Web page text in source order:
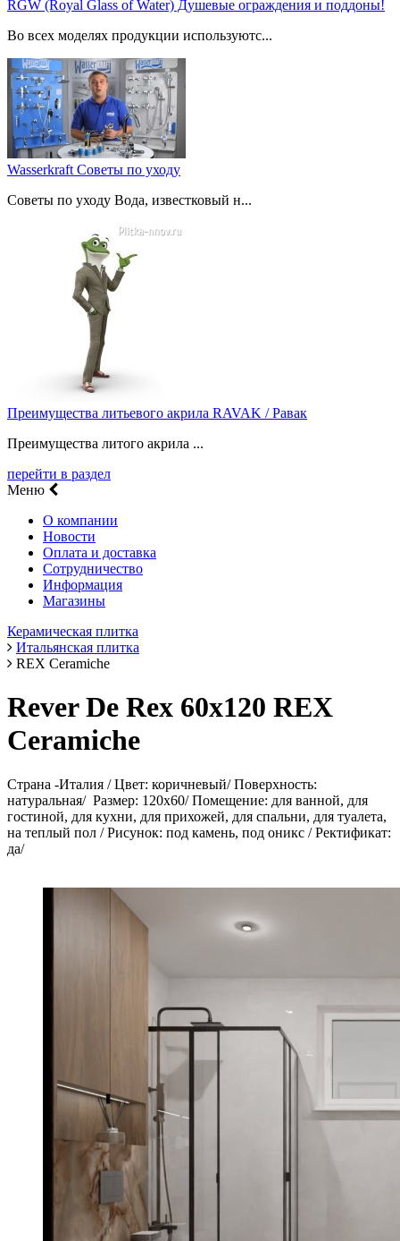
RGW (Royal Glass of Water) Душевые ограждения и поддоны!
Во всех моделях продукции используютс...
Wasserkraft Советы по уходу
Советы по уходу Вода, известковый н...
Преимущества литьевого акрила RAVAK / Равак
Преимущества литого акрила ...
перейти в раздел
Меню
О компании
Новости
Оплата и доставка
Сотрудничество
Информация
Магазины
Керамическая плитка
Итальянская плитка
REX Ceramiche
Rever De Rex 60х120 REX
Ceramiche
Страна -Италия / Цвет: коричневый/ Поверхность:
натуральная/ Размер: 120x60/ Помещение: для ванной, для
гостиной, для кухни, для прихожей, для спальни, для туалета,
на теплый пол / Рисунок: под камень, под оникс / Ректификат:
да/